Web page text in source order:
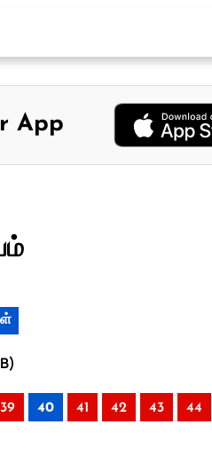
App
39 40 41 42 43 44